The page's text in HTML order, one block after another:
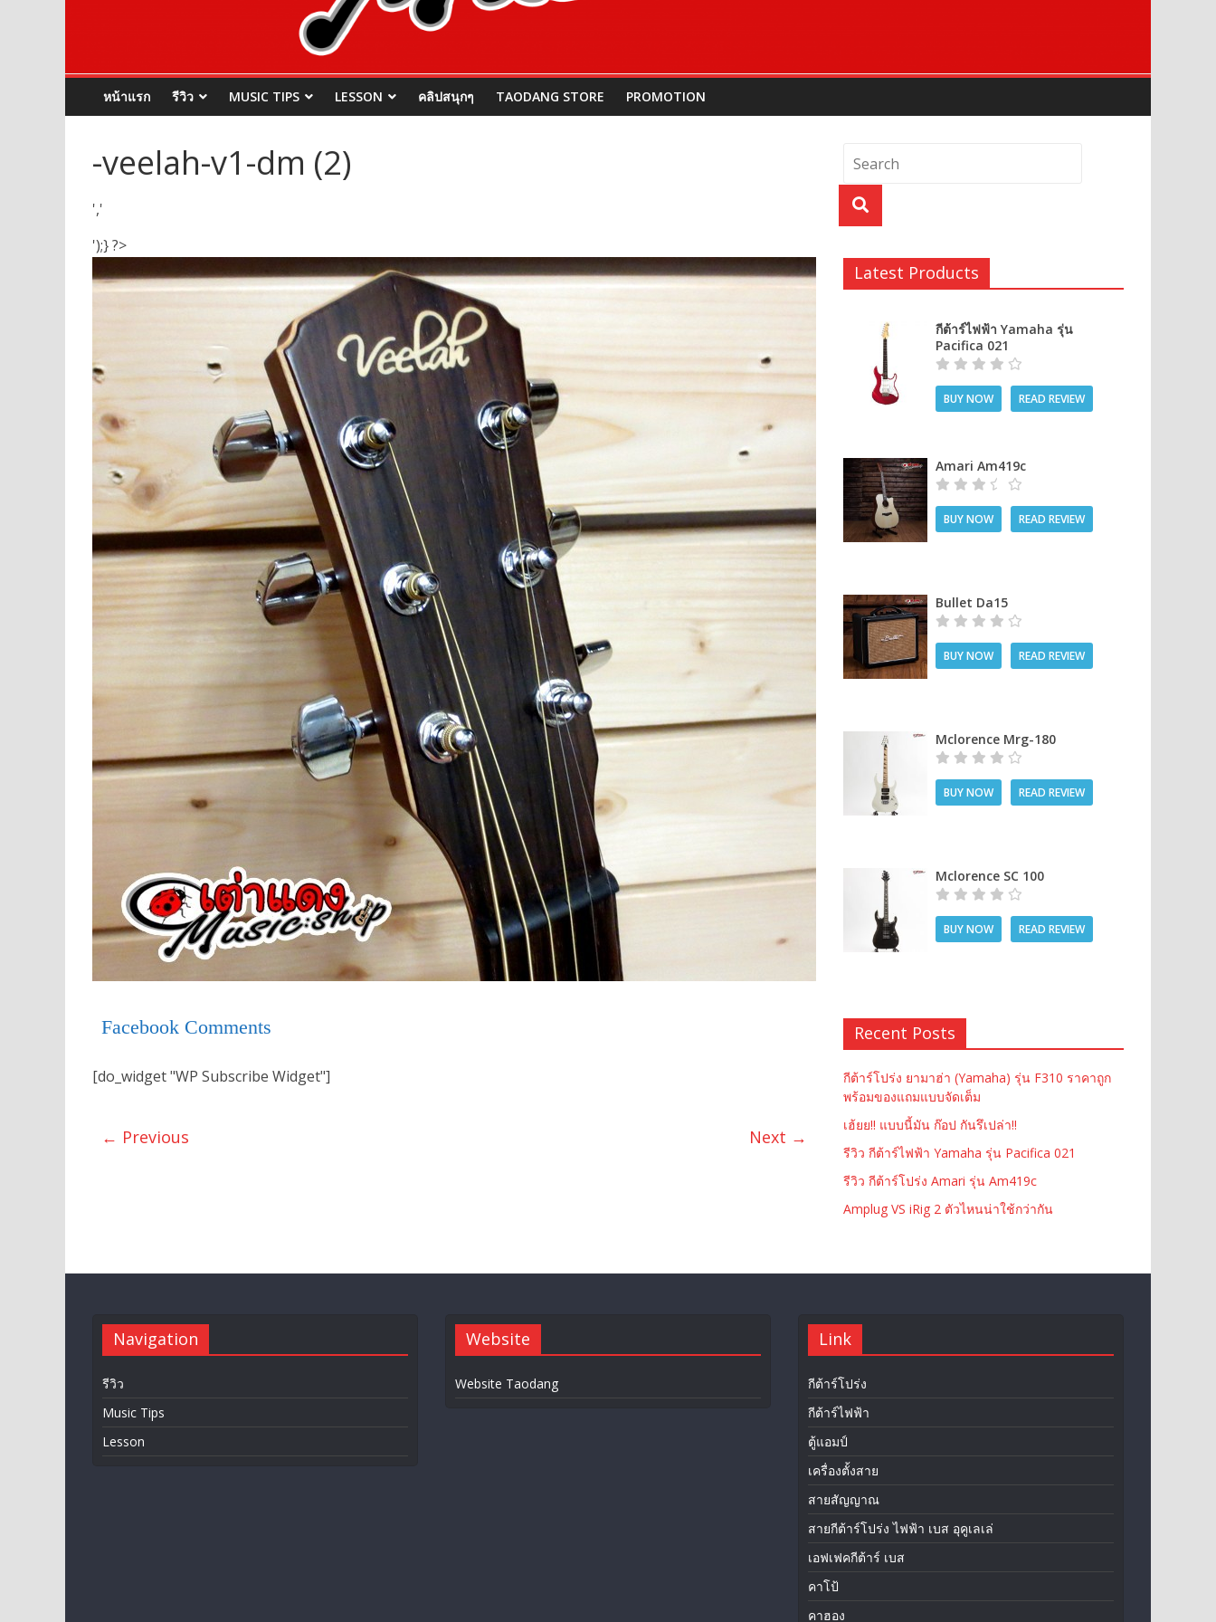
หน้าแรก รีวิว MUSIC TIPS LESSON คลิปสนุกๆ TAODANG STORE PROMOTION
-veelah-v1-dm (2)
','
');} ?>
Facebook Comments
[do_widget "WP Subscribe Widget"]
← Previous Next →
Latest Products
กีต้าร์ไฟฟ้า Yamaha รุ่น
Pacifica 021
BUY NOW READ REVIEW
Amari Am419c
BUY NOW READ REVIEW
Bullet Da15
BUY NOW READ REVIEW
Mclorence Mrg-180
BUY NOW READ REVIEW
Mclorence SC 100
BUY NOW READ REVIEW
Recent Posts
กีต้าร์โปร่ง ยามาฮ่า (Yamaha) รุ่น F310 ราคาถูก
พร้อมของแถมแบบจัดเต็ม
เฮ้ยย!! แบบนี้มัน ก๊อป กันรึเปล่า!!
รีวิว กีต้าร์ไฟฟ้า Yamaha รุ่น Pacifica 021
รีวิว กีต้าร์โปร่ง Amari รุ่น Am419c
Amplug VS iRig 2 ตัวไหนน่าใช้กว่ากัน
Navigation
รีวิว
Music Tips
Lesson
Website
Website Taodang
Link
กีต้าร์โปร่ง
กีต้าร์ไฟฟ้า
ตู้แอมป์
เครื่องตั้งสาย
สายสัญญาณ
สายกีต้าร์โปร่ง ไฟฟ้า เบส อุคูเลเล่
เอฟเฟคกีต้าร์ เบส
คาโป้
คาฮอง